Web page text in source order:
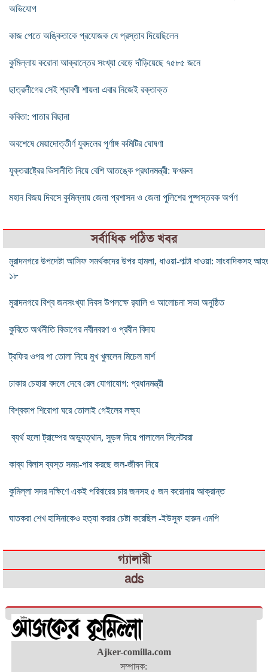
অভিযোগ
কাজ পেতে অঙ্কিতাকে প্রযোজক যে প্রস্তাব দিয়েছিলেন
কুমিল্লায় করোনা আক্রান্তের সংখ্যা বেড়ে দাঁড়িয়েছে ৭৫৮৫ জনে
ছাত্রলীগের সেই শ্রাবণী শায়লা এবার নিজেই রক্তাক্ত
কবিতা: পাতার বিছানা
অবশেষে মেয়াদোত্তীর্ণ যুবদলের পূর্ণাঙ্গ কমিটির ঘোষণা
যুক্তরাষ্ট্রের ভিসানীতি নিয়ে বেশি আতঙ্কে প্রধানমন্ত্রী: ফখরুল
মহান বিজয় দিবসে কুমিল্লায় জেলা প্রশাসন ও জেলা পুলিশের পুষ্পস্তবক অর্পণ
সর্বাধিক পঠিত খবর
মুরাদনগরে উপদেষ্টা আসিফ সমর্থকদের উপর হামলা, ধাওয়া-পাল্টা ধাওয়া: সাংবাদিকসহ
১৮
মুরাদনগরে বিশ্ব জনসংখ্যা দিবস উপলক্ষে র‌্যালি ও আলোচনা সভা অনুষ্ঠিত
কুবিতে অর্থনীতি বিভাগের নবীনবরণ ও প্রবীন বিদায়
ট্রফির ওপর পা তোলা নিয়ে মুখ খুললেন মিচেল মার্শ
ঢাকার চেহারা বদলে দেবে রেল যোগাযোগ: প্রধানমন্ত্রী
বিশ্বকাপ শিরোপা ঘরে তোলাই গেইলের লক্ষ্য
ব্যর্থ হলো ট্রাম্পের অভ্যুত্থান, সুড়ঙ্গ দিয়ে পালালেন সিনেটররা
কাব্য বিলাস ব্যস্ত সময়-পার করছে জল-জীবন নিয়ে
কুমিল্লা সদর দক্ষিণে একই পরিবারের চার জনসহ ৫ জন করোনায় আক্রান্ত
ঘাতকরা শেখ হাসিনাকেও হত্যা করার চেষ্টা করেছিল -ইউসুফ হারুন এমপি
গ্যালারী
ads
Ajker-comilla.com
সম্পাদক: